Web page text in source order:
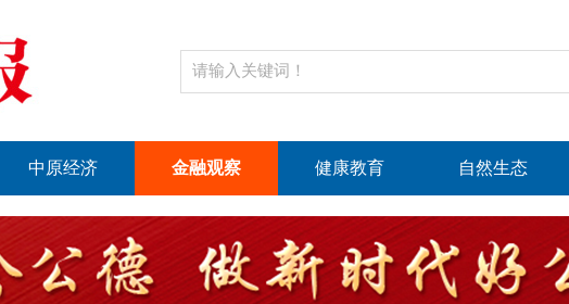
中原经济 金融观察 健康教育 自然生态